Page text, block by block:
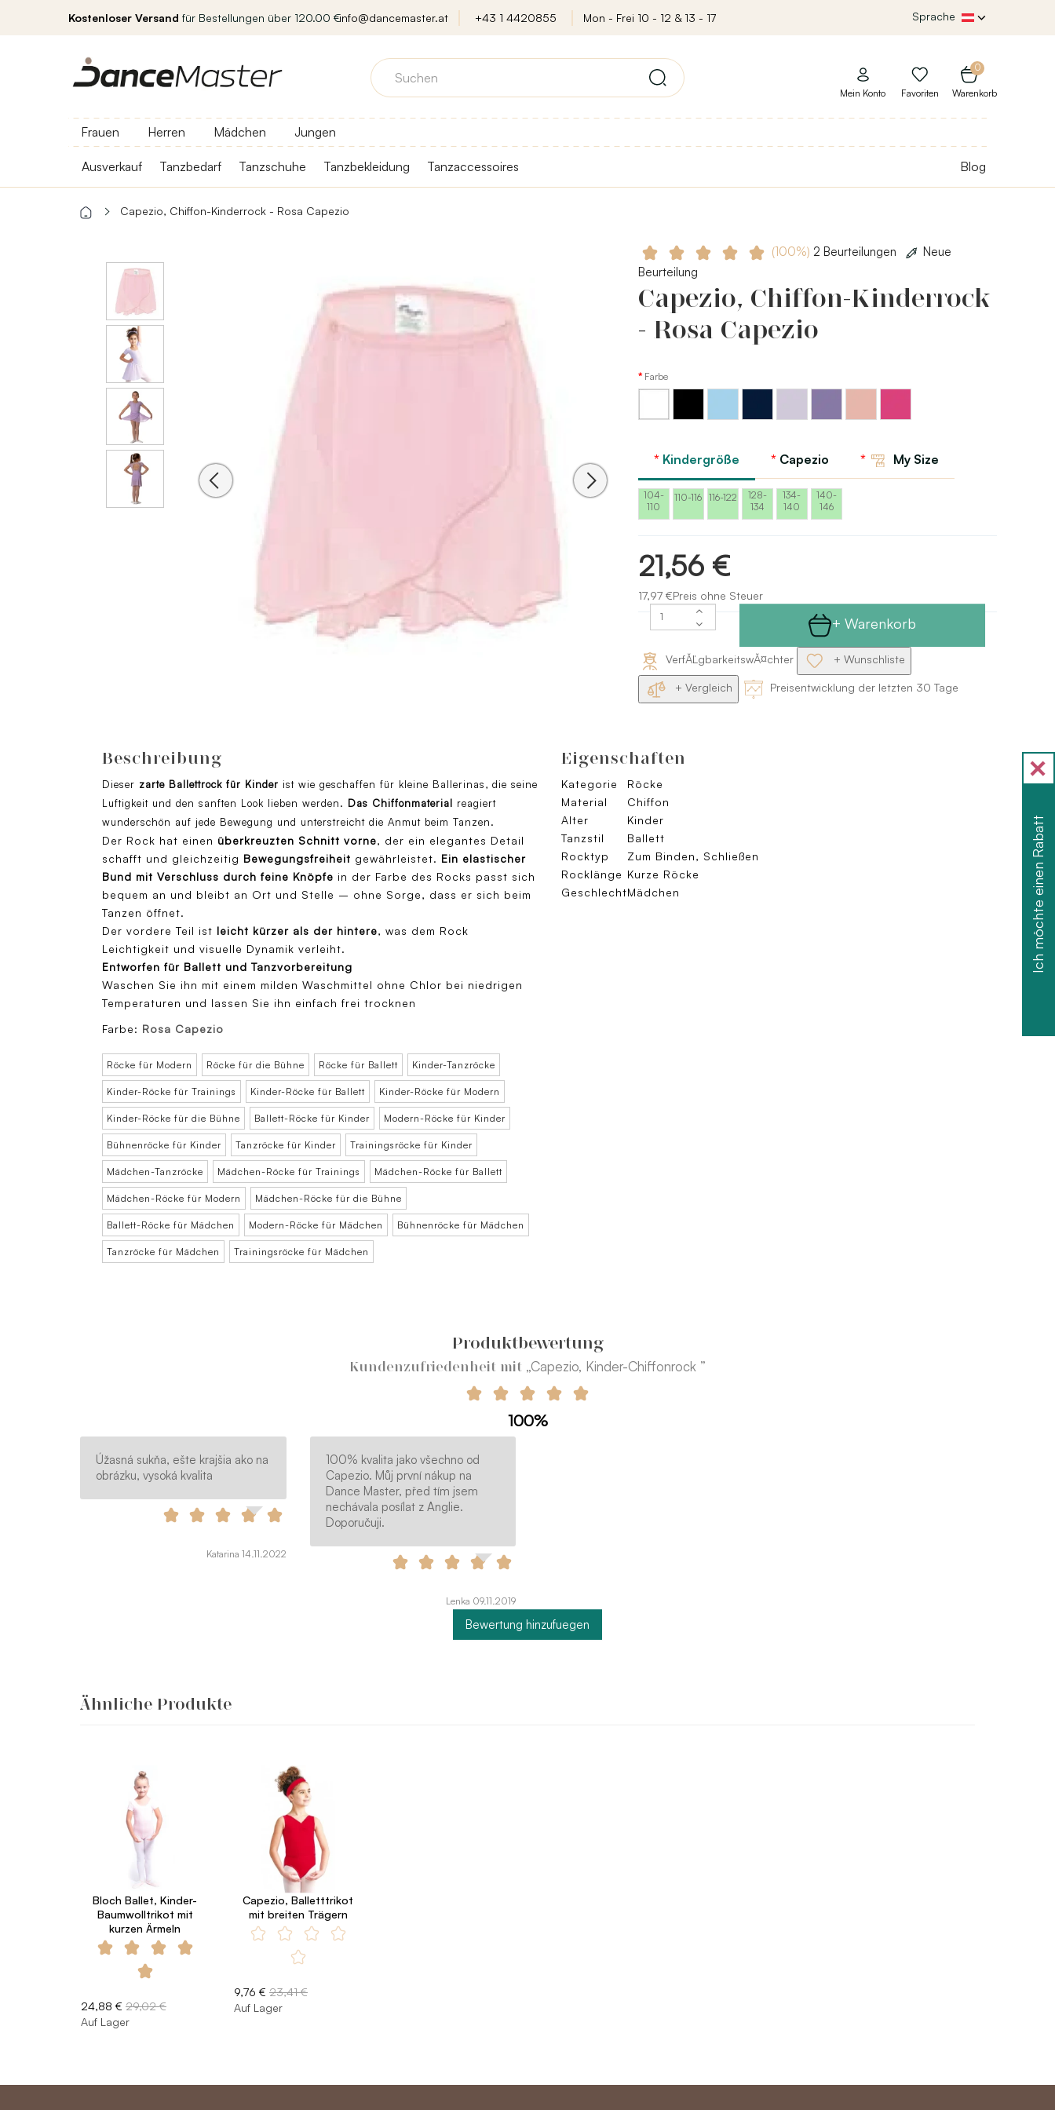
Kostenloser Versand für Bestellungen über 120.00 €info@dancemaster.at +43 1 4420855 Mon - Frei 10 - 12 & 13 - 17 Sprache
0
Warenkorb
Mein Konto Favoriten
Frauen Herren Mädchen Jungen
Ausverkauf Tanzbedarf Tanzschuhe Tanzbekleidung Tanzaccessoires Blog
Capezio, Chiffon-Kinderrock - Rosa Capezio
(100%) 2 Beurteilungen
Neue
Beurteilung
Capezio, Chiffon-Kinderrock
- Rosa Capezio
Farbe
Licht
Capezio Lavendel
Capezio
Kindergröße Capezio My Size
104-
110
110-116 116-122
128-
134
134-
140
140-
146
21,56 €
17,97 €Preis ohne Steuer
+ Warenkorb
VerfĂĽgbarkeitswĂ¤chter + Wunschliste
+ Vergleich Preisentwicklung der letzten 30 Tage
Beschreibung
Dieser zarte Ballettrock für Kinder ist wie geschaffen für kleine Ballerinas, die seine
Luftigkeit und den sanften Look lieben werden. Das Chiffonmaterial reagiert
wunderschön auf jede Bewegung und unterstreicht die Anmut beim Tanzen.
Der Rock hat einen überkreuzten Schnitt vorne, der ein elegantes Detail
schafft und gleichzeitig Bewegungsfreiheit gewährleistet. Ein elastischer
Bund mit Verschluss durch feine Knöpfe in der Farbe des Rocks passt sich
bequem an und bleibt an Ort und Stelle – ohne Sorge, dass er sich beim
Tanzen öffnet.
Der vordere Teil ist leicht kürzer als der hintere, was dem Rock
Leichtigkeit und visuelle Dynamik verleiht.
Entworfen für Ballett und Tanzvorbereitung
Waschen Sie ihn mit einem milden Waschmittel ohne Chlor bei niedrigen
Temperaturen und lassen Sie ihn einfach frei trocknen
Farbe: Rosa Capezio
Röcke für Modern Röcke für die Bühne Röcke für Ballett Kinder-Tanzröcke
Kinder-Röcke für Trainings Kinder-Röcke für Ballett Kinder-Röcke für Modern
Kinder-Röcke für die Bühne Ballett-Röcke für Kinder Modern-Röcke für Kinder
Bühnenröcke für Kinder Tanzröcke für Kinder Trainingsröcke für Kinder
Mädchen-Tanzröcke Mädchen-Röcke für Trainings Mädchen-Röcke für Ballett
Mädchen-Röcke für Modern Mädchen-Röcke für die Bühne
Ballett-Röcke für Mädchen Modern-Röcke für Mädchen Bühnenröcke für Mädchen
Tanzröcke für Mädchen Trainingsröcke für Mädchen
Eigenschaften
Kategorie
Röcke
Material
Chiffon
Alter
Kinder
Tanzstil
Ballett
Rocktyp
Zum Binden, Schließen
Rocklänge Kurze Röcke
GeschlechtMädchen
Produktbewertung
Kundenzufriedenheit mit „Capezio, Kinder-Chiffonrock ”
100%
Úžasná sukňa, ešte krajšia ako na
obrázku, vysoká kvalita
Katarina 14.11.2022
100% kvalita jako všechno od
Capezio. Můj první nákup na
Dance Master, před tím jsem
nechávala posílat z Anglie.
Doporučuji.
Lenka 09.11.2019
Bewertung hinzufuegen
Ähnliche Produkte
Bloch Ballet, Kinder-
Baumwolltrikot mit
kurzen Ärmeln
24,88 € 29,02 €
Auf Lager
Capezio, Balletttrikot
mit breiten Trägern
9,76 € 23,41 €
Auf Lager
Ich möchte einen Rabatt